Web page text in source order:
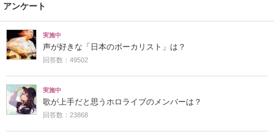
アンケート
実施中
声が好きな「日本のボーカリスト」は？
回答数：49502
実施中
歌が上手だと思うホロライブのメンバーは？
回答数：23868